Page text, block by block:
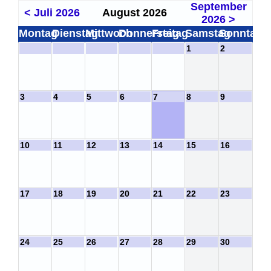
< Juli 2026 August 2026
September
2026 >
MontagDienstagMittwochDonnerstag
FreitagSamstagSonntag
1 2
3 4 5 6 7 8 9
10 11 12 13 14 15 16
17 18 19 20 21 22 23
24 25 26 27 28 29 30